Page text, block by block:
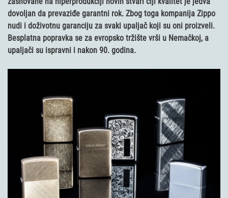
dovoljan da prevaziđe garantni rok. Zbog toga kompanija Zippo
nudi i doživotnu garanciju za svaki upaljač koji su oni proizveli.
Besplatna popravka se za evropsko tržište vrši u Nemačkoj, a
upaljači su ispravni i nakon 90. godina.